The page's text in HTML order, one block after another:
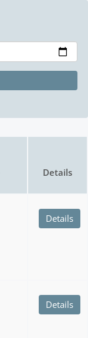
Details
Details
Details